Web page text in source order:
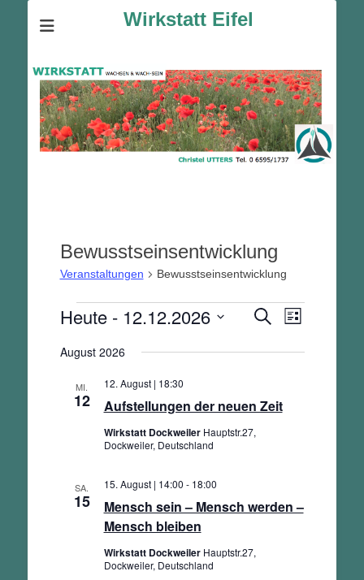
Wirkstatt Eifel
Bewusstseinsentwicklung
Veranstaltungen Bewusstseinsentwicklung
Veranstaltungen
und
Suche
Ansichten-
Liste
Heute - 12.12.2026
wählen.
August 2026
MI.
12 Aufstellungen der neuen Zeit
12. August | 18:30
Wirkstatt Dockweiler Hauptstr.27,
Dockweiler, Deutschland
SA.
15
Mensch sein – Mensch werden –
Mensch bleiben
15. August | 14:00 - 18:00
Wirkstatt Dockweiler Hauptstr.27,
Dockweiler, Deutschland